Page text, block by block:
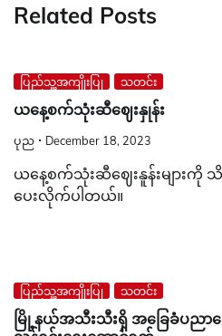
Related Posts
ပြည်သူ့အကျိုးပြု သတင်း
ယနေ့စက်သုံးဆီဈေးနှုန်း
ပုည December 18, 2023
ယနေ့စက်သုံးဆီဈေးနူန်းများကို
ပေးလိုက်ပါတယ်။
ပြည်သူ့အကျိုးပြု သတင်း
မြို့နယ်အသီးသီးရှိ အခြေခံပညာကျေ